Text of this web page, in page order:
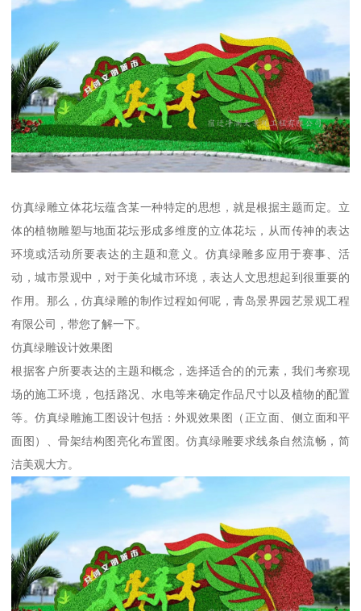
仿真绿雕立体花坛蕴含某一种特定的思想，就是根据主题而定。立
体的植物雕塑与地面花坛形成多维度的立体花坛，从而传神的表达
环境或活动所要表达的主题和意义。仿真绿雕多应用于赛事、活
动，城市景观中，对于美化城市环境，表达人文思想起到很重要的
作用。那么，仿真绿雕的制作过程如何呢，青岛景界园艺景观工程
有限公司，带您了解一下。
仿真绿雕设计效果图
根据客户所要表达的主题和概念，选择适合的的元素，我们考察现
场的施工环境，包括路况、水电等来确定作品尺寸以及植物的配置
等。仿真绿雕施工图设计包括：外观效果图（正立面、侧立面和平
面图）、骨架结构图亮化布置图。仿真绿雕要求线条自然流畅，简
洁美观大方。